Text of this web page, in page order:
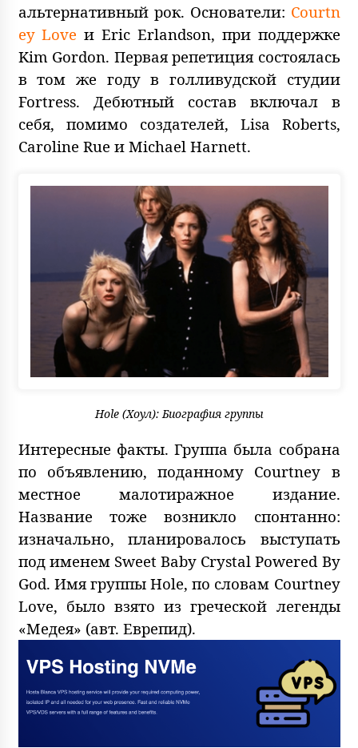
альтернативный рок. Основатели: Courtn
ey Love и Eric Erlandson, при поддержке
Kim Gordon. Первая репетиция состоялась
в том же году в голливудской студии
Fortress. Дебютный состав включал в
себя, помимо создателей, Lisa Roberts,
Caroline Rue и Michael Harnett.
Hole (Хоул): Биография группы
Интересные факты. Группа была собрана
по объявлению, поданному Courtney в
местное малотиражное издание.
Название тоже возникло спонтанно:
изначально, планировалось выступать
под именем Sweet Baby Crystal Powered By
God. Имя группы Hole, по словам Courtney
Love, было взято из греческой легенды
«Медея» (авт. Еврепид).